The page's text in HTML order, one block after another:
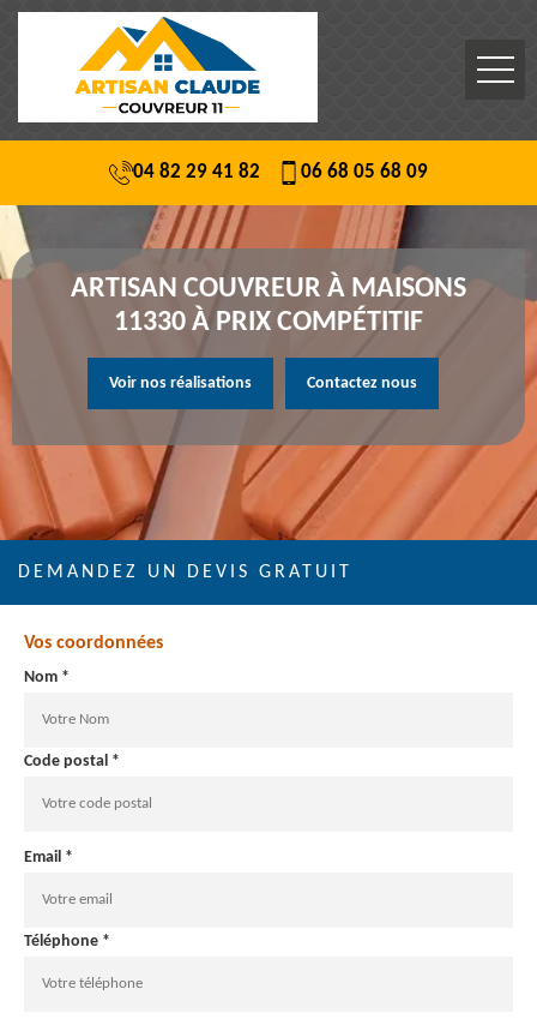
04 82 29 41 82 06 68 05 68 09
ARTISAN COUVREUR À MAISONS
11330 À PRIX COMPÉTITIF
Voir nos réalisations Contactez nous
DEMANDEZ UN DEVIS GRATUIT
Vos coordonnées
Nom *
Code postal *
Email *
Téléphone *